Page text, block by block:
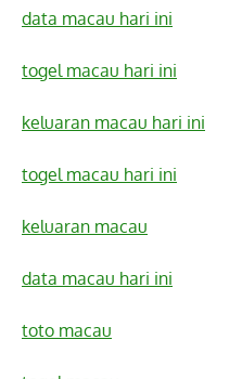
data macau hari ini
togel macau hari ini
keluaran macau hari ini
togel macau hari ini
keluaran macau
data macau hari ini
toto macau